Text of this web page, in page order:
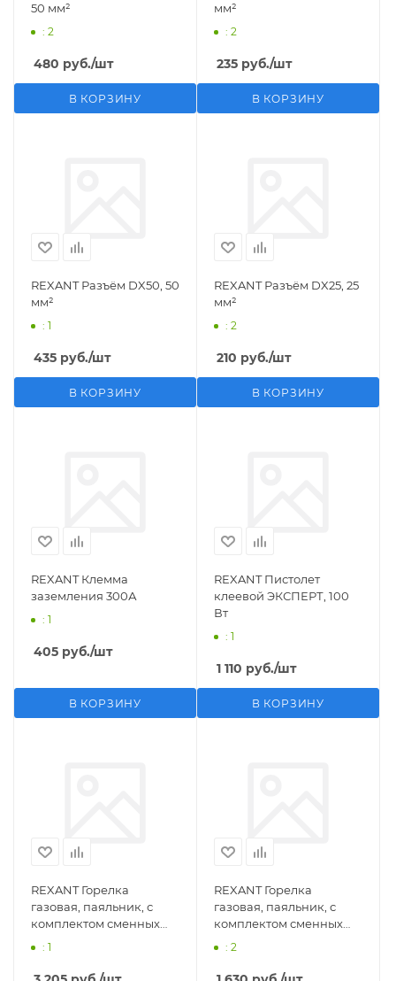
50 мм²
: 2
480 руб./шт
В КОРЗИНУ
мм²
: 2
235 руб./шт
В КОРЗИНУ
REXANT Разъём DX50, 50
мм²
: 1
435 руб./шт
В КОРЗИНУ
REXANT Разъём DX25, 25
мм²
: 2
210 руб./шт
В КОРЗИНУ
REXANT Клемма
заземления 300А
: 1
405 руб./шт
В КОРЗИНУ
REXANT Пистолет
клеевой ЭКСПЕРТ, 100
Вт
: 1
1 110 руб./шт
В КОРЗИНУ
REXANT Горелка
газовая, паяльник, с
комплектом сменных
насадок, 11 предметов
: 1
REXANT Горелка
газовая, паяльник, с
комплектом сменных
насадок, 3 предмета
: 2